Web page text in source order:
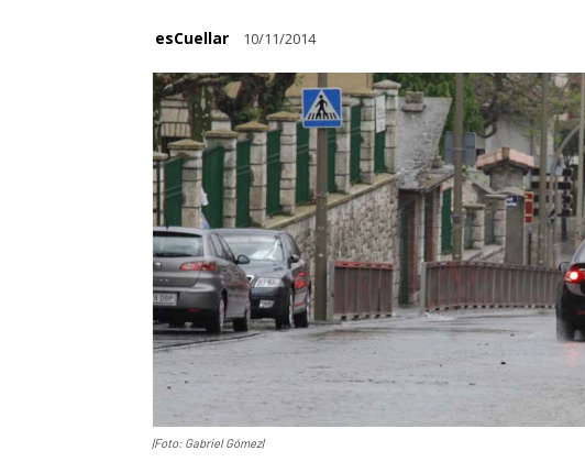
esCuellar 10/11/2014
|Foto: Gabriel Gómez|